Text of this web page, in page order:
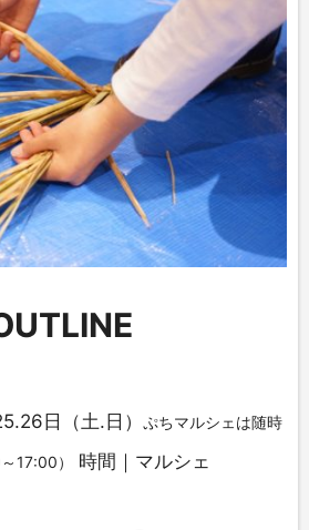
日（土.日） ぷちマルシェは随時
17:00）
時間｜マルシェ